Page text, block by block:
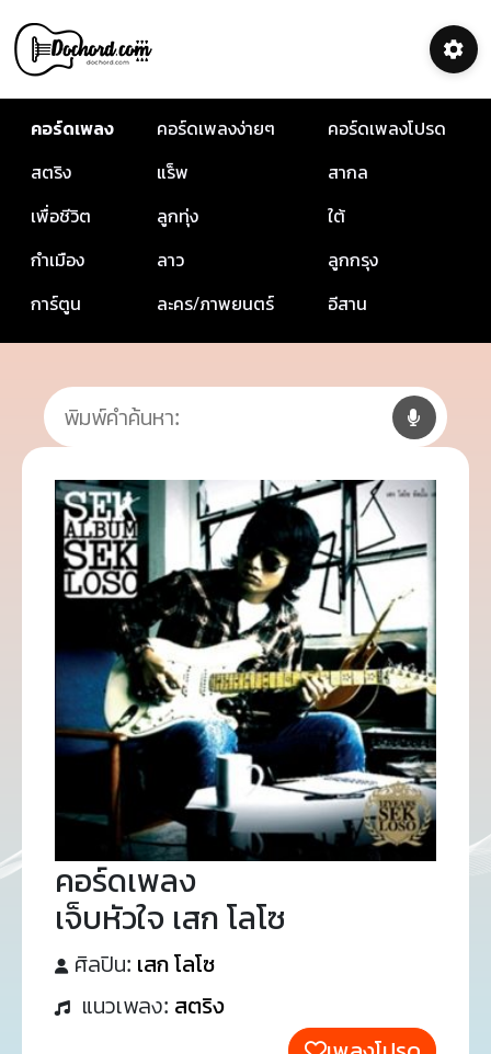
คอร์ดเพลง คอร์ดเพลงง่ายๆ
คอร์ดเพลงโปรด
สตริง
แร็พ
สากล
เพื่อชีวิต
ลูกทุ่ง
ใต้
กำเมือง
ลาว
ลูกกรุง
การ์ตูน
ละคร/ภาพยนตร์ อีสาน
คอร์ดเพลง
เจ็บหัวใจ เสก โลโซ
ศิลปิน: เสก โลโซ
แนวเพลง: สตริง